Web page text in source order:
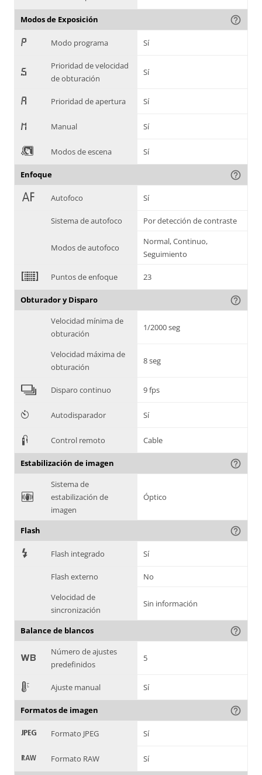
Modos de Exposición help_outline
, Modo programa Sí
-
Prioridad de velocidad
de obturación
Sí
. Prioridad de apertura Sí
/ Manual Sí
0 Modos de escena Sí
Enfoque help_outline
1 Autofoco Sí
Sistema de autofoco Por detección de contraste
Modos de autofoco
Normal, Continuo,
Seguimiento
2 Puntos de enfoque 23
Obturador y Disparo help_outline
Velocidad mínima de
obturación
1/2000 seg
Velocidad máxima de
obturación
8 seg
4 Disparo continuo 9 fps
6 Autodisparador Sí
3 Control remoto Cable
Estabilización de imagen help_outline
F
Sistema de
estabilización de
imagen
Óptico
Flash help_outline
7 Flash integrado Sí
Flash externo
No
Velocidad de
sincronización
Sin información
Balance de blancos help_outline
9
Número de ajustes
predefinidos
5
E Ajuste manual Sí
Formatos de imagen help_outline
: Formato JPEG Sí
; Formato RAW Sí